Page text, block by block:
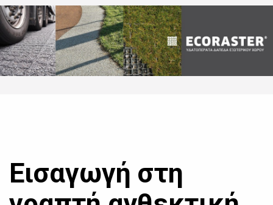
Εισαγωγή στη